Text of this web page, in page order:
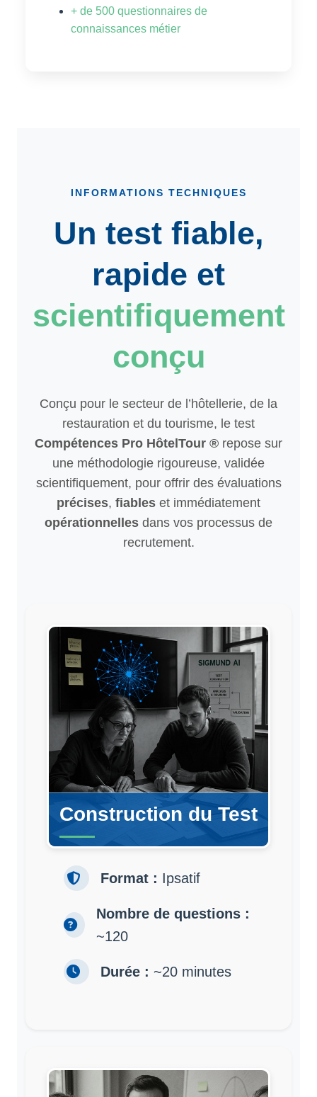
+ de 500 questionnaires de
connaissances métier
INFORMATIONS TECHNIQUES
Un test fiable,
rapide et
scientifiquement
conçu
Conçu pour le secteur de l’hôtellerie, de la
restauration et du tourisme, le test
Compétences Pro HôtelTour ® repose sur
une méthodologie rigoureuse, validée
scientifiquement, pour offrir des évaluations
précises, fiables et immédiatement
opérationnelles dans vos processus de
recrutement.
Construction du Test
Format : Ipsatif
Nombre de questions :
~120
Durée : ~20 minutes